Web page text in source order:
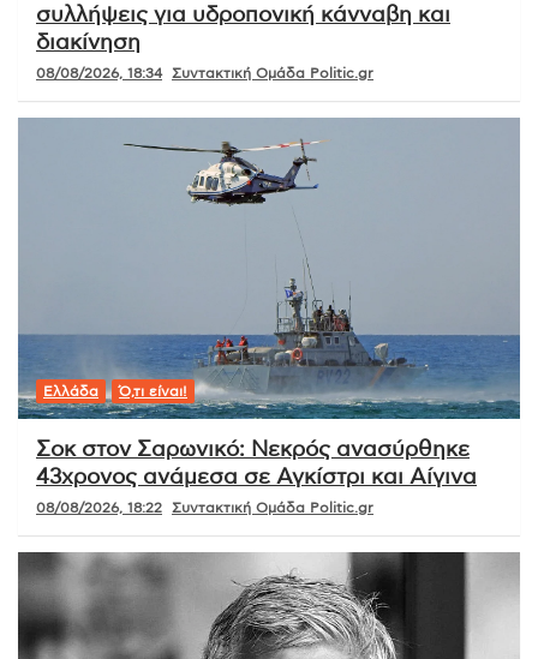
συλλήψεις για υδροπονική κάνναβη και
διακίνηση
08/08/2026, 18:34 Συντακτική Ομάδα Politic.gr
Ελλάδα Ό,τι είναι!
Σοκ στον Σαρωνικό: Νεκρός ανασύρθηκε
43χρονος ανάμεσα σε Αγκίστρι και Αίγινα
08/08/2026, 18:22 Συντακτική Ομάδα Politic.gr